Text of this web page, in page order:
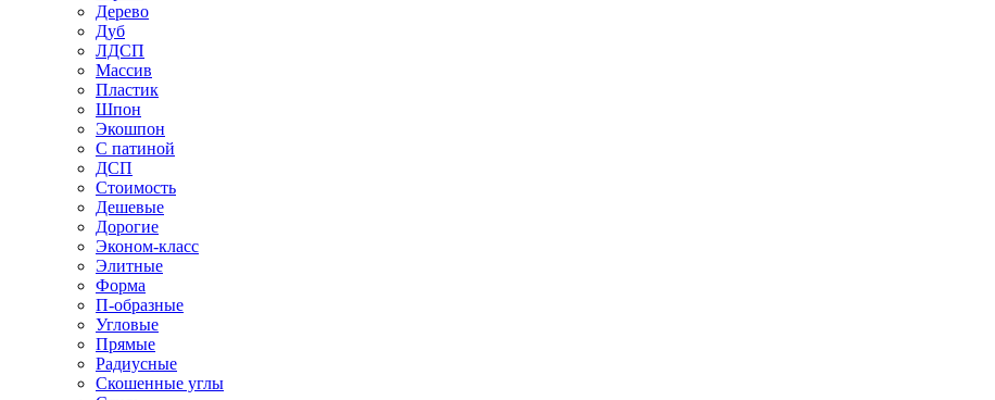
Дерево
Дуб
ЛДСП
Массив
Пластик
Шпон
Экошпон
С патиной
ДСП
Стоимость
Дешевые
Дорогие
Эконом-класс
Элитные
Форма
П-образные
Угловые
Прямые
Радиусные
Скошенные углы